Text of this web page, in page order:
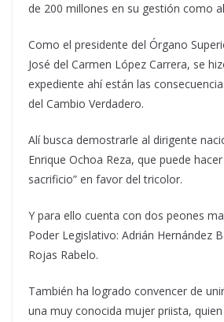
de 200 millones en su gestión como
Como el presidente del Órgano
José del Carmen López Carrera, se
expediente ahí están las
del Cambio Verdadero.
Alí busca demostrarle al dirigente
Enrique Ochoa Reza, que puede
sacrificio” en favor del tricolor.
Y para ello cuenta con dos peones
Poder Legislativo: Adrián Hernández
Rojas Rabelo.
También ha logrado convencer de
una muy conocida mujer priista,